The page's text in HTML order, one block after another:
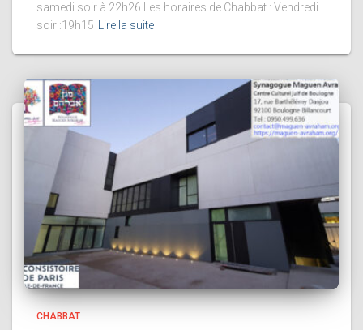
samedi soir à 22h26 Les horaires de Chabbat : Vendredi
soir :19h15 Lire la suite
CHABBAT